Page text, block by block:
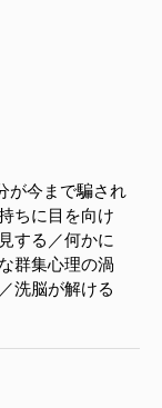
が今まで騙され
ちに目を向け
する／何かに
群集心理の渦
洗脳が解ける